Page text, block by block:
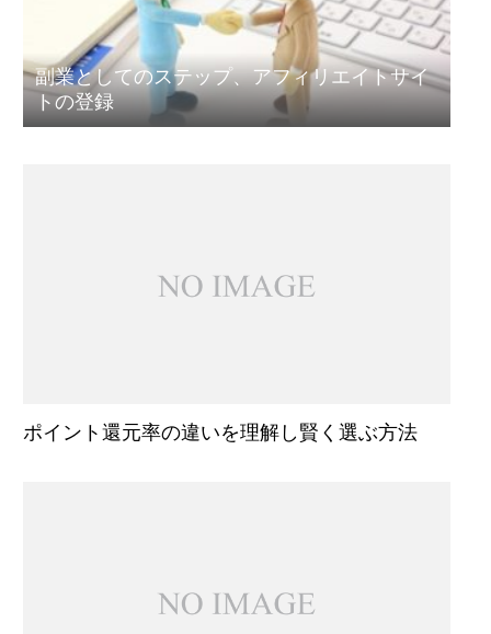
副業としてのステップ、アフィリエイトサイ
トの登録
ポイント還元率の違いを理解し賢く選ぶ方法